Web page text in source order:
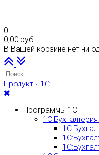
0
0,00 руб
В Вашей корзине нет ни
Наверх
Продукты 1С
Программы 1С
1С:Бухгалтерия